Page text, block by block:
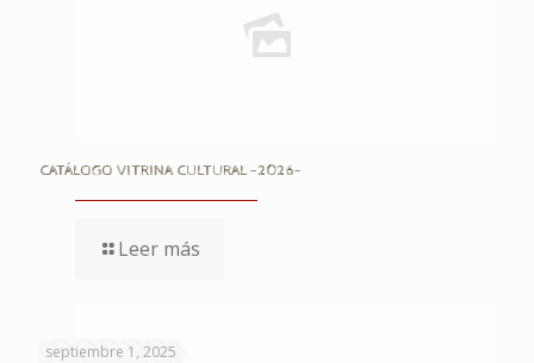
CATÁLOGO VITRINA CULTURAL -2026-
Leer más
septiembre 1, 2025